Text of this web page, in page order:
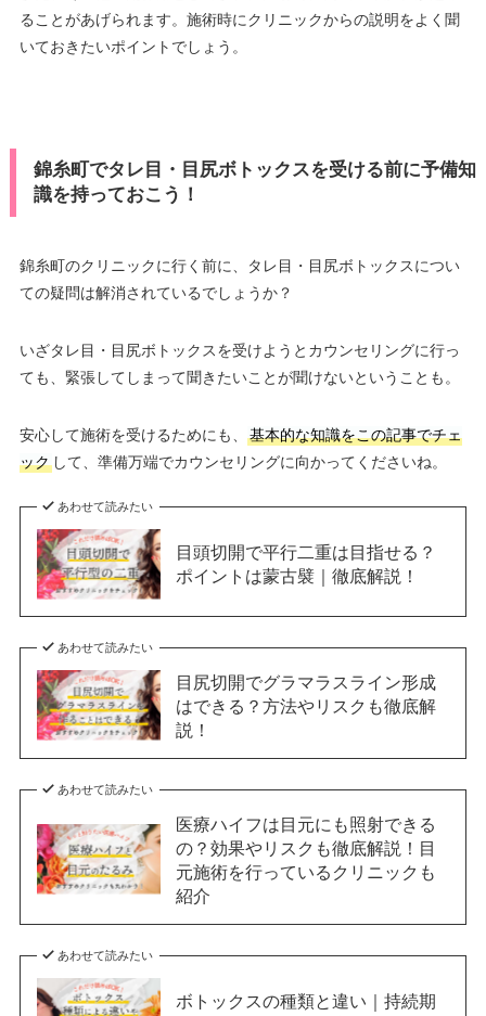
ることがあげられます。施術時にクリニックからの説明をよく聞
いておきたいポイントでしょう。
錦糸町でタレ目・目尻ボトックスを受ける前に予備知
識を持っておこう！
錦糸町のクリニックに行く前に、タレ目・目尻ボトックスについ
ての疑問は解消されているでしょうか？
いざタレ目・目尻ボトックスを受けようとカウンセリングに行っ
ても、緊張してしまって聞きたいことが聞けないということも。
安心して施術を受けるためにも、
基本的な知識をこの記事でチェ
ックして、準備万端でカウンセリングに向かってくださいね。
あわせて読みたい
目頭切開で平行二重は目指せる？
ポイントは蒙古襞｜徹底解説！
あわせて読みたい
目尻切開でグラマラスライン形成
はできる？方法やリスクも徹底解
説！
あわせて読みたい
医療ハイフは目元にも照射できる
の？効果やリスクも徹底解説！目
元施術を行っているクリニックも
紹介
あわせて読みたい
ボトックスの種類と違い｜持続期